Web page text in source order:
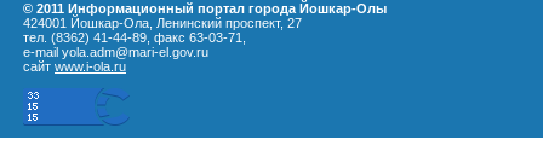
© 2011 Информационный портал города Йошкар-Олы
424001 Йошкар-Ола, Ленинский проспект, 27
тел. (8362) 41-44-89, факс 63-03-71,
e-mail yola.adm@mari-el.gov.ru
сайт www.i-ola.ru